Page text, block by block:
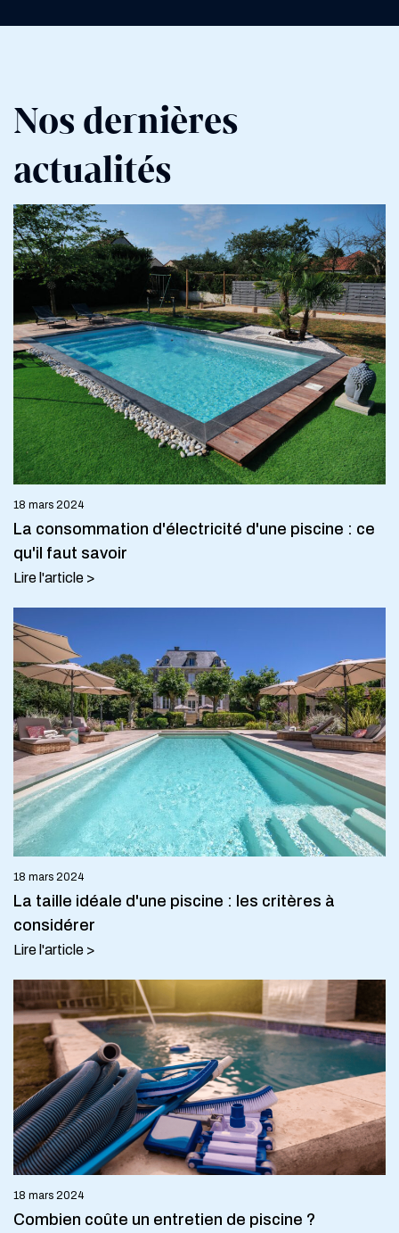
Nos dernières
actualités
18 mars 2024
La consommation d'électricité d'une piscine : ce
qu'il faut savoir
Lire l'article >
18 mars 2024
La taille idéale d'une piscine : les critères à
considérer
Lire l'article >
18 mars 2024
Combien coûte un entretien de piscine ?